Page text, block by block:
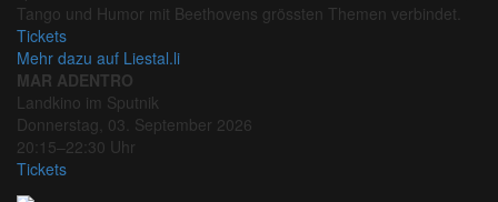
Tango und Humor mit Beethovens grössten Themen verbindet.
Tickets
Mehr dazu auf Liestal.li
MAR ADENTRO
Landkino im Sputnik
Donnerstag, 03. September 2026
20:15–22:30 Uhr
Tickets